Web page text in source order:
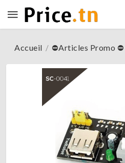
Accueil / ⛔Articles Promo ⛔